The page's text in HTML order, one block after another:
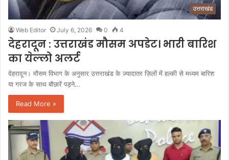
उत्तराखंड
Web Editor July 6, 2026 0 4
देहरादून : उत्तराखंड मौसम अपडेट। भारी बारिश
का येल्लो अलर्ट
देहरादून। मौसम विभाग के अनुसार उत्तराखंड के ज़्यादातर ज़िलों में हल्की से मध्यम बारिश
या गरज के साथ बौछारें पड़ने…
Read More »